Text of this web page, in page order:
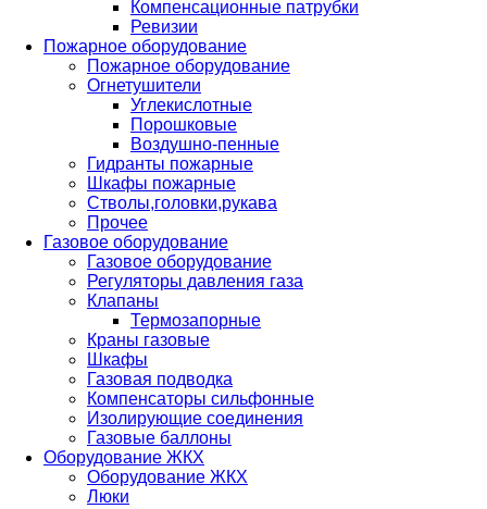
Компенсационные патрубки
Ревизии
Пожарное оборудование
Пожарное оборудование
Огнетушители
Углекислотные
Порошковые
Воздушно-пенные
Гидранты пожарные
Шкафы пожарные
Стволы,головки,рукава
Прочее
Газовое оборудование
Газовое оборудование
Регуляторы давления газа
Клапаны
Термозапорные
Краны газовые
Шкафы
Газовая подводка
Компенсаторы сильфонные
Изолирующие соединения
Газовые баллоны
Оборудование ЖКХ
Оборудование ЖКХ
Люки